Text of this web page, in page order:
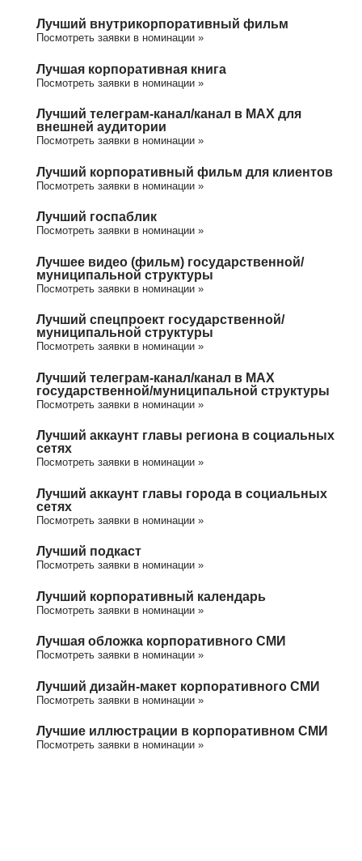
Лучший внутрикорпоративный фильм
Посмотреть заявки в номинации »
Лучшая корпоративная книга
Посмотреть заявки в номинации »
Лучший телеграм-канал/канал в МАХ для
внешней аудитории
Посмотреть заявки в номинации »
Лучший корпоративный фильм для клиентов
Посмотреть заявки в номинации »
Лучший госпаблик
Посмотреть заявки в номинации »
Лучшее видео (фильм) государственной/
муниципальной структуры
Посмотреть заявки в номинации »
Лучший спецпроект государственной/
муниципальной структуры
Посмотреть заявки в номинации »
Лучший телеграм-канал/канал в МАХ
государственной/муниципальной структуры
Посмотреть заявки в номинации »
Лучший аккаунт главы региона в социальных
сетях
Посмотреть заявки в номинации »
Лучший аккаунт главы города в социальных
сетях
Посмотреть заявки в номинации »
Лучший подкаст
Посмотреть заявки в номинации »
Лучший корпоративный календарь
Посмотреть заявки в номинации »
Лучшая обложка корпоративного СМИ
Посмотреть заявки в номинации »
Лучший дизайн-макет корпоративного СМИ
Посмотреть заявки в номинации »
Лучшие иллюстрации в корпоративном СМИ
Посмотреть заявки в номинации »